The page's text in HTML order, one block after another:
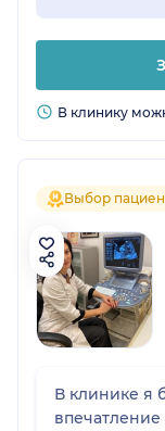
В клинику
Выбор
В клинике я